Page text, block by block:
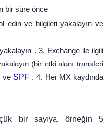
bir süre önce
edin ve bilgileri yakalayın ve
. 3. Exchange ile ilgili
(bir etki alanı transferi
ve SPF . 4. Her MX kaydında
bir sayıya, örneğin 5